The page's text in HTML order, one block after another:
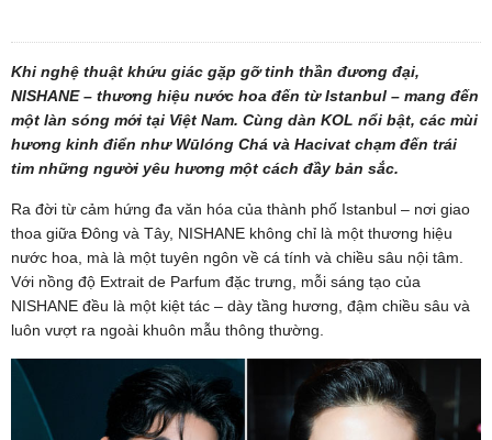
Khi nghệ thuật khứu giác gặp gỡ tinh thần đương đại,
NISHANE – thương hiệu nước hoa đến từ Istanbul – mang đến
một làn sóng mới tại Việt Nam. Cùng dàn KOL nổi bật, các mùi
hương kinh điển như Wūlóng Chá và Hacivat chạm đến trái
tim những người yêu hương một cách đầy bản sắc.
Ra đời từ cảm hứng đa văn hóa của thành phố Istanbul – nơi giao
thoa giữa Đông và Tây, NISHANE không chỉ là một thương hiệu
nước hoa, mà là một tuyên ngôn về cá tính và chiều sâu nội tâm.
Với nồng độ Extrait de Parfum đặc trưng, mỗi sáng tạo của
NISHANE đều là một kiệt tác – dày tầng hương, đậm chiều sâu và
luôn vượt ra ngoài khuôn mẫu thông thường.